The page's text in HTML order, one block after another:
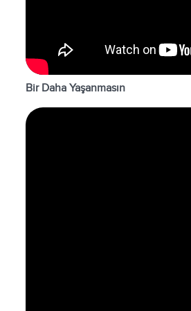
Bir Daha Yaşanmasın